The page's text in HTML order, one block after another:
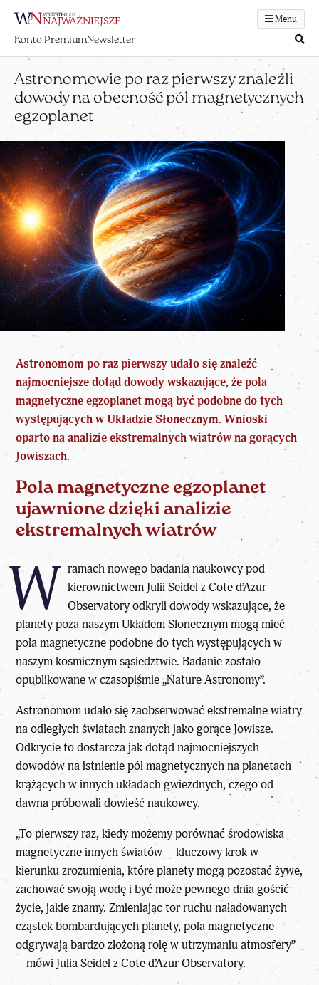
Menu
Konto PremiumNewsletter
Astronomowie po raz pierwszy znaleźli
dowody na obecność pól magnetycznych
egzoplanet
Astronomom po raz pierwszy udało się znaleźć
najmocniejsze dotąd dowody wskazujące, że pola
magnetyczne egzoplanet mogą być podobne do tych
występującychw Układzie Słonecznym. Wnioski
oparto na analizie ekstremalnych wiatrów na gorących
Jowiszach.
Pola magnetyczne egzoplanet
ujawnione dzięki analizie
ekstremalnych wiatrów
W ramach nowego badania naukowcy pod
kierownictwem Julii Seidel z Cote d’Azur
Observatory odkryli dowody wskazujące, że
planety poza naszym Układem Słonecznymmogą mieć
pola magnetyczne podobne do tych występujących w
naszym kosmicznym sąsiedztwie. Badanie zostało
opublikowane w czasopiśmie „Nature Astronomy”.
Astronomom udało się zaobserwować ekstremalne wiatry
na odległych światach znanych jako gorące Jowisze.
Odkrycie to dostarcza jak dotąd najmocniejszych
dowodów na istnienie pól magnetycznych na planetach
krążących w innych układach gwiezdnych, czego od
dawna próbowali dowieść naukowcy.
„To pierwszy raz, kiedy możemy porównać środowiska
magnetyczne innych światów – kluczowy krok w
kierunku zrozumienia, które planety mogą pozostać żywe,
zachować swoją wodę i być może pewnego dnia gościć
życie, jakie znamy. Zmieniając tor ruchu naładowanych
cząstek bombardującychplanety, pola magnetyczne
odgrywają bardzo złożoną rolę w utrzymaniu atmosfery”
– mówi Julia Seidel z Cote d’Azur Observatory.